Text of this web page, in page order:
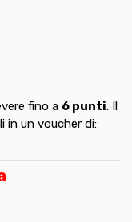
fino a 6 punti. Il
in un voucher di: